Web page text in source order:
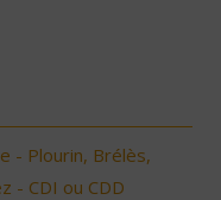
- Plourin, Brélès,
- CDI ou CDD